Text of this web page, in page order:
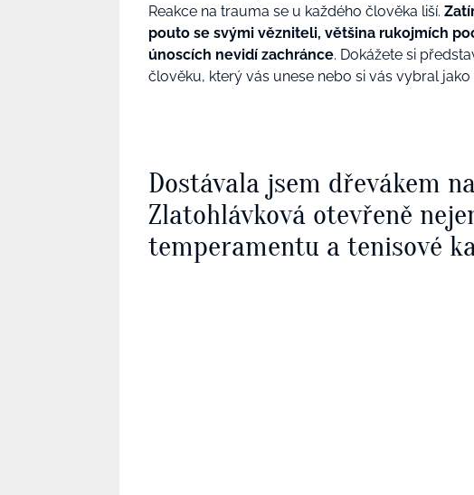
Reakce na trauma se u každého člověka liší.
pouto se svými vězniteli, většina rukojmích
únoscích nevidí zachránce. Dokážete si
člověku, který vás unese nebo si vás vybral jako
Dostávala jsem dřevákem
Zlatohlávková otevřeně
temperamentu a tenisové